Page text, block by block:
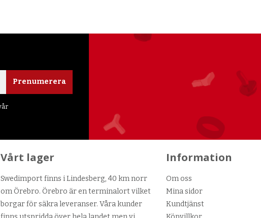
Prenumerera
Vårt lager
Swedimport finns i Lindesberg, 40 km norr
om Örebro. Örebro är en terminalort vilket
borgar för säkra leveranser. Våra kunder
Information
Om oss
Mina sidor
Kundtjänst